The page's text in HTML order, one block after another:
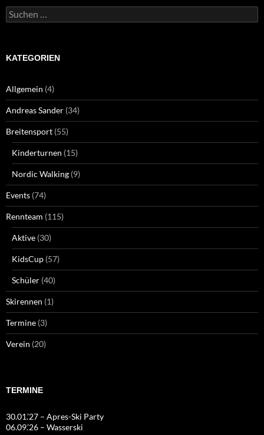
Suchen
nach:
KATEGORIEN
Allgemein (4)
Andreas Sander (34)
Breitensport (55)
Kinderturnen (15)
Nordic Walking (9)
Events (74)
Rennteam (115)
Aktive (30)
KidsCup (57)
Schüler (40)
Skirennen (1)
Termine (3)
Verein (20)
TERMINE
30.01.’27 – Apres-Ski Party
06.09.’26 – Wasserski